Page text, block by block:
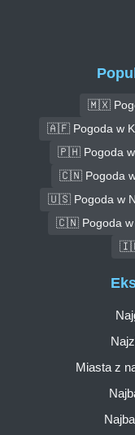
🇲🇽
🇦🇫 Pogoda w
🇵🇭 Pogoda w
🇨🇳 Pogoda
🇺🇸 Pogoda w
🇨🇳 Pogoda w
Miasta z